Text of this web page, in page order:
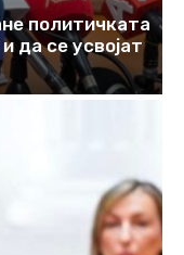
политичката
да се усвојат